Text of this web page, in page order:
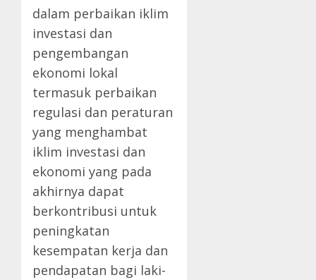
dalam perbaikan iklim
investasi dan
pengembangan
ekonomi lokal
termasuk perbaikan
regulasi dan peraturan
yang menghambat
iklim investasi dan
ekonomi yang pada
akhirnya dapat
berkontribusi untuk
peningkatan
kesempatan kerja dan
pendapatan bagi laki-